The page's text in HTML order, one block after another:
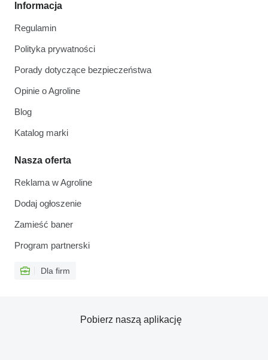
Informacja
Regulamin
Polityka prywatności
Porady dotyczące bezpieczeństwa
Opinie o Agroline
Blog
Katalog marki
Nasza oferta
Reklama w Agroline
Dodaj ogłoszenie
Zamieść baner
Program partnerski
Dla firm
Pobierz naszą aplikację